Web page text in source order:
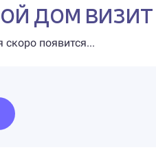
ДОМ ВИЗИТ
скоро появится...